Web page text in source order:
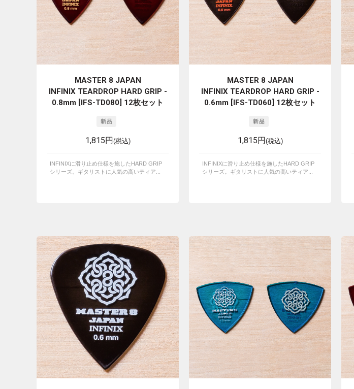
MASTER 8 JAPAN
INFINIX TEARDROP HARD GRIP -
0.8mm [IFS-TD080] 12枚セット
1,815円(税込)
INFINIXに滑り止め仕様を施したHARD GRIP
シリーズ。ギタリストに人気の高いティア...
MASTER 8 JAPAN
INFINIX TEARDROP HARD GRIP -
0.6mm [IFS-TD060] 12枚セット
1,815円(税込)
INFINIXに滑り止め仕様を施したHARD GRIP
シリーズ。ギタリストに人気の高いティア...